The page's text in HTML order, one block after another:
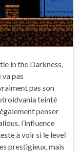
in the Darkness,
pas
pas son
teinté
penser
l’influence
à voir si le level
prestigieux, mais